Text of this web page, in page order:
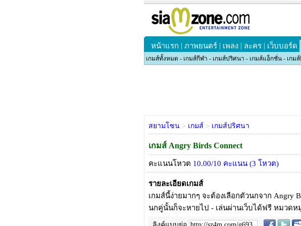
หน้าแรก | ภาพยนตร์| เพลง| ละคร| เว็บบอร์ด
เกมส์ทั้งหมด - เกมส์กีฬา - เกมส์ปริศนา - เกมส์แอ็กชั่น- เกมส์
สยามโซน> เกมส์ > เกมส์ปริศนา
เกมส์ Angry Birds Connect
คะแนนโหวต 10.00/10 คะแนน (3 โหวต)
รายละเอียดเกมส์
เกมส์นี้ง่ายมากๆ จะต้องเลือกตัวนกจาก
นกคู่นั้นก็จะหายไป
- เล่นผ่านเว็บได้ฟรี หมวดห